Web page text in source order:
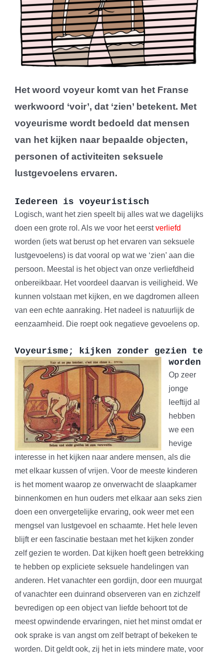
Het woord voyeur komt van het Franse
werkwoord ‘voir’, dat ‘zien’ betekent. Met
voyeurisme wordt bedoeld dat mensen
van het kijken naar bepaalde objecten,
personen of activiteiten seksuele
lustgevoelens ervaren.
Iedereen is voyeuristisch
Logisch, want het zien speelt bij alles wat we dagelijks
doen een grote rol. Als we voor het eerstverliefd
worden (iets wat berust op het ervaren van seksuele
lustgevoelens) is dat vooral op wat we ‘zien’ aan die
persoon. Meestal is het object van onze verliefdheid
onbereikbaar. Het voordeel daarvan is veiligheid. We
kunnen volstaan met kijken, en we dagdromen alleen
van een echte aanraking. Het nadeel is natuurlijk de
eenzaamheid. Die roept ook negatieve gevoelens op.
Voyeurisme; kijken zonder gezien te
worden
Op zeer
jonge
leeftijd al
hebben
we een
hevige
interesse in het kijken naar andere mensen, als die
met elkaar kussen of vrijen. Voor de meeste kinderen
is het moment waarop ze onverwacht de slaapkamer
binnenkomen en hun ouders met elkaar aan seks zien
doen een onvergetelijke ervaring, ook weer met een
mengsel van lustgevoel en schaamte. Het hele leven
blijft er een fascinatie bestaan met het kijken zonder
zelf gezien te worden. Dat kijken hoeft geen betrekking
te hebben op expliciete seksuele handelingen van
anderen. Het vanachter een gordijn, door een muurgat
of vanachter een duinrand observeren van en zichzelf
bevredigen op een object van liefde behoort tot de
meest opwindende ervaringen, niet het minst omdat er
ook sprake is van angst om zelf betrapt of bekeken te
worden. Dit geldt ook, zij het in iets mindere mate, voor